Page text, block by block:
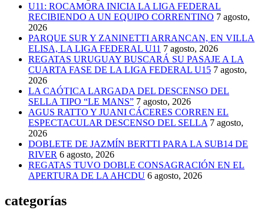
U11: ROCAMORA INICIA LA LIGA FEDERAL
RECIBIENDO A UN EQUIPO CORRENTINO 7 agosto,
2026
PARQUE SUR Y ZANINETTI ARRANCAN, EN VILLA
ELISA, LA LIGA FEDERAL U11 7 agosto, 2026
REGATAS URUGUAY BUSCARÁ SU PASAJE A LA
CUARTA FASE DE LA LIGA FEDERAL U15 7 agosto,
2026
LA CAÓTICA LARGADA DEL DESCENSO DEL
SELLA TIPO “LE MANS” 7 agosto, 2026
AGUS RATTO Y JUANI CÁCERES CORREN EL
ESPECTACULAR DESCENSO DEL SELLA 7 agosto,
2026
DOBLETE DE JAZMÍN BERTTI PARA LA SUB14 DE
RIVER 6 agosto, 2026
REGATAS TUVO DOBLE CONSAGRACIÓN EN EL
APERTURA DE LA AHCDU 6 agosto, 2026
categorías